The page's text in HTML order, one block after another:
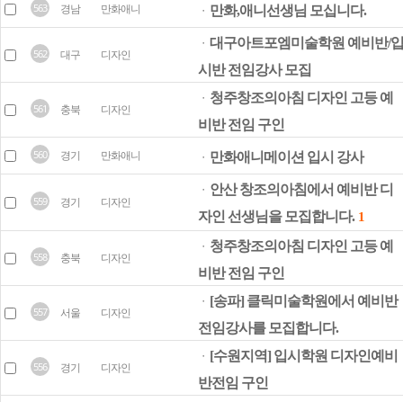
563 경남 만화애니 ㆍ 만화,애니선생님 모십니다.
562 대구 디자인
ㆍ 대구아트포엠미술학원 예비반/입
시반 전임강사 모집
561 충북 디자인
ㆍ 청주창조의아침 디자인 고등 예
비반 전임 구인
560 경기 만화애니 ㆍ 만화애니메이션 입시 강사
559 경기 디자인
ㆍ 안산 창조의아침에서 예비반 디
자인 선생님을 모집합니다. 1
558 충북 디자인
ㆍ 청주창조의아침 디자인 고등 예
비반 전임 구인
557 서울 디자인
ㆍ [송파] 클릭미술학원에서 예비반
전임강사를 모집합니다.
556 경기 디자인
ㆍ [수원지역] 입시학원 디자인예비
반전임 구인